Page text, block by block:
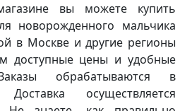
вы можете купить
новорожденного мальчика
в Москве и другие регионы
доступные цены и удобные
обрабатываются в
осуществляется